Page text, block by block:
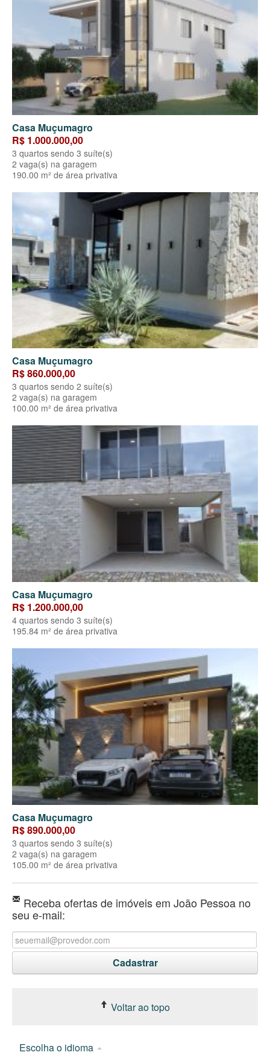
Casa Muçumagro
R$ 1.000.000,00
3 quartos sendo 3 suíte(s)
2 vaga(s) na garagem
190.00 m² de área privativa
Casa Muçumagro
R$ 860.000,00
3 quartos sendo 2 suíte(s)
2 vaga(s) na garagem
100.00 m² de área privativa
Casa Muçumagro
R$ 1.200.000,00
4 quartos sendo 3 suíte(s)
195.84 m² de área privativa
Casa Muçumagro
R$ 890.000,00
3 quartos sendo 3 suíte(s)
2 vaga(s) na garagem
105.00 m² de área privativa
Receba ofertas de imóveis em João Pessoa no
seu e-mail:
Voltar ao topo
Escolha o idioma